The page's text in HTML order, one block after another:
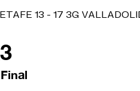
13 - 17 3G
Final